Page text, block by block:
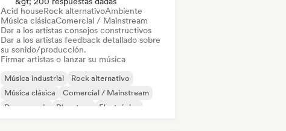
Acid houseRock alternativoAmbiente
Música clásicaComercial / Mainstream
Dar a los artistas consejos constructivos
Dar a los artistas feedback detallado sobre
su sonido/producción.
Firmar artistas o lanzar su música
Música industrial
Rock alternativo
Música clásica
Comercial / Mainstream
Dance music
Discoteca
Electrónica